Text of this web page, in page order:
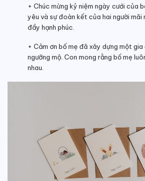
+ Chúc mừng kỷ niệm ngày cưới của
yêu và sự đoàn kết của hai người mãi
đầy hạnh phúc.
+ Cảm ơn bố mẹ đã xây dựng một gia
ngưỡng mộ. Con mong rằng bố mẹ
nhau.